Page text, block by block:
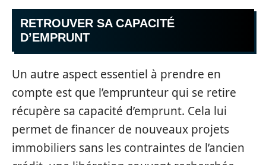
RETROUVER SA CAPACITÉ
D’EMPRUNT
Un autre aspect essentiel à prendre en
compte est que l’emprunteur qui se retire
récupère sa capacité d’emprunt. Cela lui
permet de financer de nouveaux projets
immobiliers sans les contraintes de l’ancien